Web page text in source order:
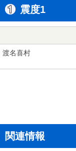
震度1
渡名喜村
関連情報